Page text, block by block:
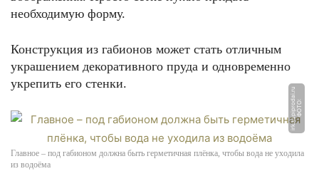
необходимую форму.
Конструкция из габионов может стать отличным
украшением декоративного пруда и одновременно
укрепить его стенки.
Ф
О
Т
О:
i
r
k.
k
u
pi
p
r
o
d
ai.
r
u
Главное – под габионом должна быть герметичная плёнка, чтобы вода не уходила
из водоёма